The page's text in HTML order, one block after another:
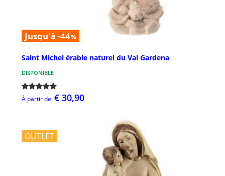
Jusqu'à -44%
Saint Michel érable naturel du Val Gardena
DISPONIBLE
À partir de € 30,90
OUTLET